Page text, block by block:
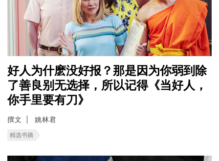
好人为什麽没好报？那是因为你弱到除
了善良别无选择，所以记得《当好人，
你手里要有刀》
撰文 姚林君
精选书摘